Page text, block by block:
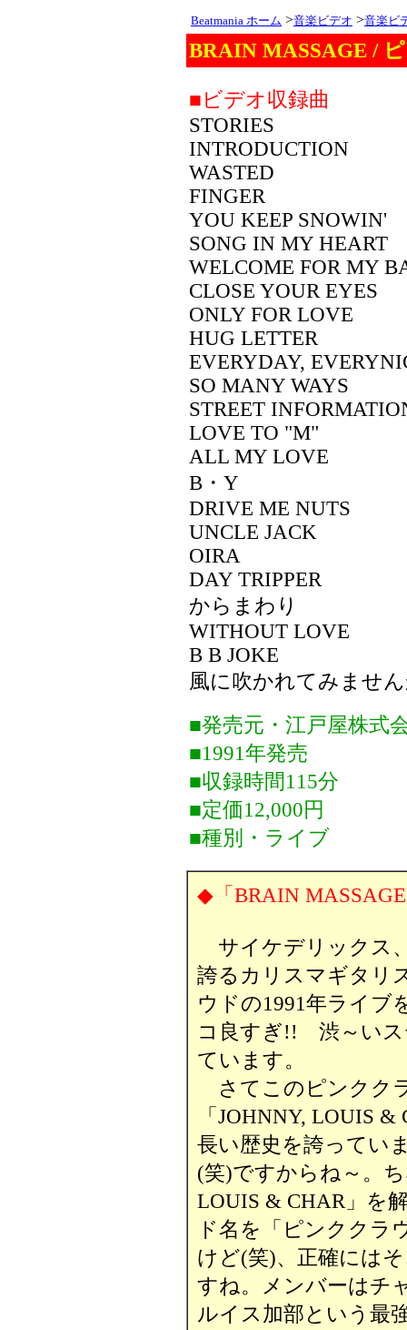
Beatmania ホーム >音楽ビデオ >音楽ビ
BRAIN MASSAGE /
■ビデオ収録曲
STORIES
INTRODUCTION
WASTED
FINGER
YOU KEEP SNOWIN'
SONG IN MY HEART
WELCOME FOR MY
CLOSE YOUR EYES
ONLY FOR LOVE
HUG LETTER
EVERYDAY,
SO MANY WAYS
STREET
LOVE TO "M"
ALL MY LOVE
B・Y
DRIVE ME NUTS
UNCLE JACK
OIRA
DAY TRIPPER
からまわり
WITHOUT LOVE
B B JOKE
風に吹かれてみませ
■発売元・江戸屋株式
■1991年発売
■収録時間115分
■定価12,000円
■種別・ライブ
◆「BRAIN
サイケデリックス
誇るカリスマギタリ
ウドの1991年ライブ
コ良すぎ!! 渋～いス
ています。
さてこのピンクク
「JOHNNY, LOUIS
長い歴史を誇ってい
(笑)ですからね～。
LOUIS & CHAR」を
ド名を「ピンククラ
けど(笑)、正確には
すね。メンバーはチ
ルイス加部という最